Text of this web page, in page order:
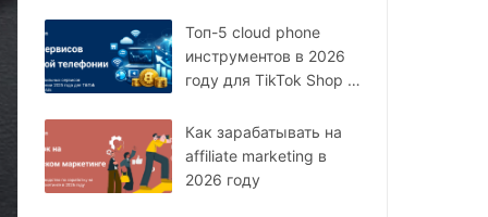
Топ-5 cloud phone
инструментов в 2026
году для TikTok Shop и
Как зарабатывать на
affiliate marketing в
2026 году